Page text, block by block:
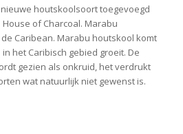
houtskoolsoort toegevoegd
of Charcoal. Marabu
Caribean. Marabu houtskool komt
het Caribisch gebied groeit. De
gezien als onkruid, het verdrukt
wat natuurlijk niet gewenst is.